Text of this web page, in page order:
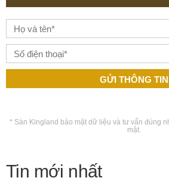
* Sàn Kingland bảo mật dữ liệu và tư vấn đúng
mật.
Tin mới nhất